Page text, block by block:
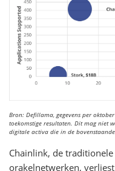
Bron: Defillama, gegevens per
toekomstige resultaten. Dit mag niet
digitale activa die in de
Chainlink, de
orakelnetwerken,